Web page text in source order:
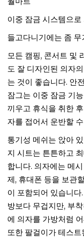
이중 잠금 시스템으
들고다니기에는 좀 무
모든 캠핑, 콘서트 및
도 잘 디자인된 의자
는 것이 좋습니다. 안
잠그는 이중 잠금 기
끼우고 휴식을 취한
자를 접어서 운반할
통기성 메쉬는 앉아
지 시트는 튼튼하고
합니다. 의자에는 메
제, 휴대폰 등을 보관
이 포함되어 있습니
방보다 무겁지만, 부
에 의자를 가방처럼
또한 팔걸이가 테스